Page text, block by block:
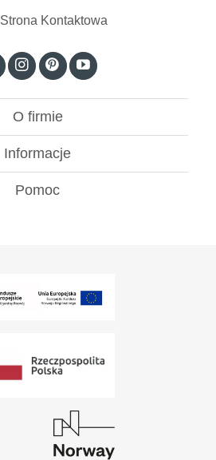
Strona Kontaktowa
O firmie
Informacje
Pomoc